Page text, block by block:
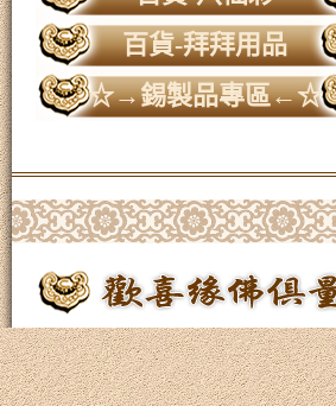
百貨-拜拜用品
☆→錫製品專區←☆